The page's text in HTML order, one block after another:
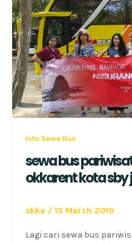
Info Sewa Bus
sewa bus
okkarent kota
okka / 13 March 2019
Lagi cari sewa bus